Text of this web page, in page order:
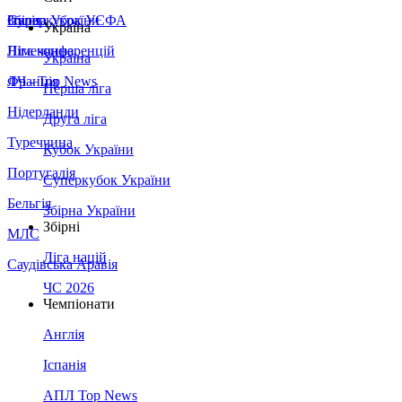
Збірна України
Італія
Німеччина
Франція
Нідерланди
Туреччина
Португалія
Бельгія
МЛС
Саудівська Аравія
Суперкубок УЄФА
Ліга конференцій
ЛЧ - Top News
Україна
Україна
Перша ліга
Друга ліга
Кубок України
Суперкубок України
Збірна України
Збірні
Ліга націй
ЧС 2026
Чемпіонати
Англія
Іспанія
АПЛ Top News